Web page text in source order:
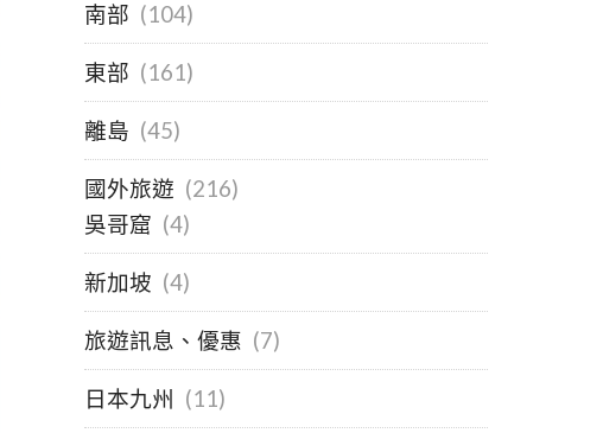
南部 (104)
東部 (161)
離島 (45)
國外旅遊 (216)
吳哥窟 (4)
新加坡 (4)
旅遊訊息、優惠 (7)
日本九州 (11)